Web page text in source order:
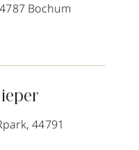
Bochum
44791